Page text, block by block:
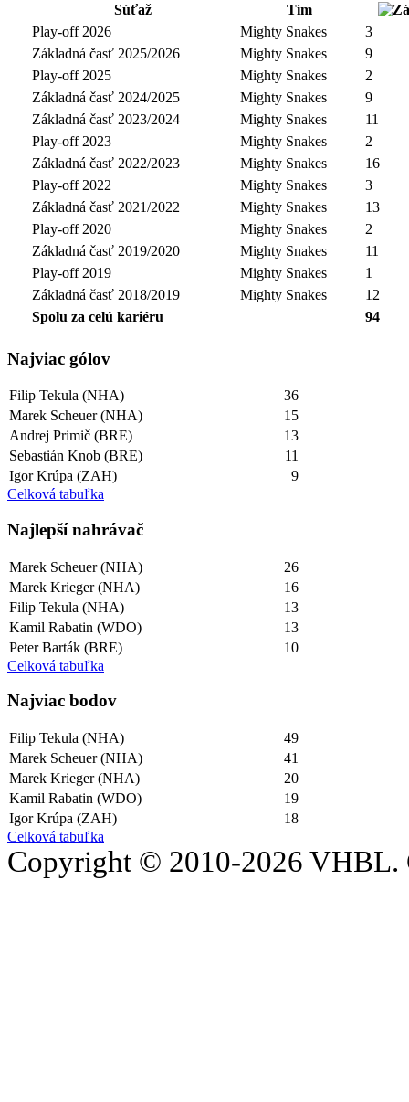
Súťaž
Tím
Play-off 2026
Mighty Snakes
3
Základná časť 2025/2026
Mighty Snakes
9
Play-off 2025
Mighty Snakes
2
Základná časť 2024/2025
Mighty Snakes
9
Základná časť 2023/2024
Mighty Snakes
11
Play-off 2023
Mighty Snakes
2
Základná časť 2022/2023
Mighty Snakes
16
Play-off 2022
Mighty Snakes
3
Základná časť 2021/2022
Mighty Snakes
13
Play-off 2020
Mighty Snakes
2
Základná časť 2019/2020
Mighty Snakes
11
Play-off 2019
Mighty Snakes
1
Základná časť 2018/2019
Mighty Snakes
12
Spolu za celú kariéru
94
Najviac gólov
Filip Tekula (NHA)
36
Marek Scheuer (NHA)
15
Andrej Primič (BRE)
13
Sebastián Knob (BRE)
11
Igor Krúpa (ZAH)
9
Celková tabuľka
Najlepší­ nahrávač
Marek Scheuer (NHA)
26
Marek Krieger (NHA)
16
Filip Tekula (NHA)
13
Kamil Rabatin (WDO)
13
Peter Barták (BRE)
10
Celková tabuľka
Najviac bodov
Filip Tekula (NHA)
49
Marek Scheuer (NHA)
41
Marek Krieger (NHA)
20
Kamil Rabatin (WDO)
19
Igor Krúpa (ZAH)
18
Celková tabuľka
Copyright © 2010-2026 VHBL.